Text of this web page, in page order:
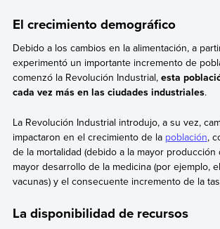
El crecimiento demográfico
Debido a los cambios en la alimentación, a
experimentó un importante incremento de
comenzó la Revolución Industrial, esta
cada vez más en las ciudades industriales.
La Revolución Industrial introdujo, a su vez,
impactaron en el crecimiento de la población,
de la mortalidad (debido a la mayor producción
mayor desarrollo de la medicina (por ejemplo,
vacunas) y el consecuente incremento de la
La disponibilidad de recursos